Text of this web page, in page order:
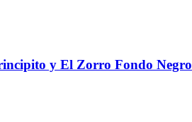
y El Zorro Fondo Negro